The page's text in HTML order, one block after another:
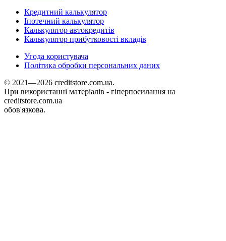
Кредитний калькулятор
Іпотечний калькулятор
Калькулятор автокредитів
Калькулятор прибутковості вкладів
Угода користувача
Політика обробки персональних даних
© 2021—2026 creditstore.com.ua.
При використанні матеріалів - гіперпосилання на
creditstore.com.ua
обов'язкова.